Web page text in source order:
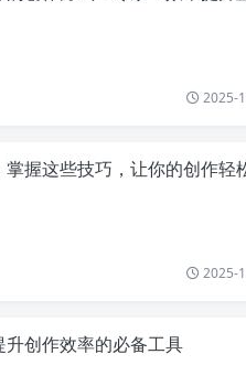
2025-
这些技巧，让你的创作轻松翻倍
2025-
创作效率的必备工具